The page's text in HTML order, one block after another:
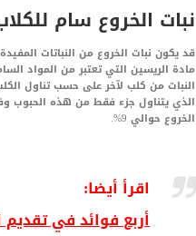
نبات الخروع سام
قد يكون نبات الخروع من النباتات
مادة الريسين التي تعتبر من المواد
النبات من كلب لآخر على حسب تناول
الذي يتناول جزء فقط من هذه الحبوب
الخروع حوالي 9%.
اقرأ أيضا:
أربع فوائد في تقديم